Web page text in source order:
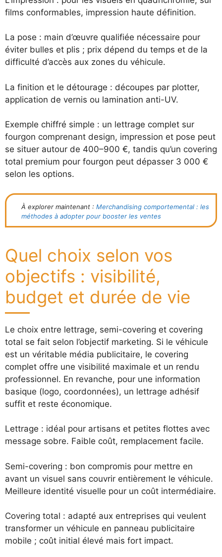
films conformables, impression haute définition.
La pose : main d’œuvre qualifiée nécessaire pour
éviter bulles et plis ; prix dépend du temps et de la
difficulté d’accès aux zones du véhicule.
La finition et le détourage : découpes par plotter,
application de vernis ou lamination anti-UV.
Exemple chiffré simple : un lettrage complet sur
fourgon comprenant design, impression et pose peut
se situer autour de 400–900 €, tandis qu’un covering
total premium pour fourgon peut dépasser 3 000 €
selon les options.
À explorer maintenant : Merchandising comportemental : les
méthodes à adopter pour booster les ventes
Quel choix selon vos
objectifs : visibilité,
budget et durée de vie
Le choix entre lettrage, semi-covering et covering
total se fait selon l’objectif marketing. Si le véhicule
est un véritable média publicitaire, le covering
complet offre une visibilité maximale et un rendu
professionnel. En revanche, pour une information
basique (logo, coordonnées), un lettrage adhésif
suffit et reste économique.
Lettrage : idéal pour artisans et petites flottes avec
message sobre. Faible coût, remplacement facile.
Semi-covering : bon compromis pour mettre en
avant un visuel sans couvrir entièrement le véhicule.
Meilleure identité visuelle pour un coût intermédiaire.
Covering total : adapté aux entreprises qui veulent
transformer un véhicule en panneau publicitaire
mobile ; coût initial élevé mais fort impact.